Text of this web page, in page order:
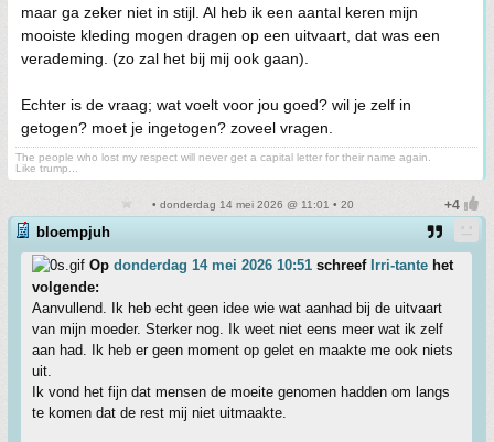
maar ga zeker niet in stijl. Al heb ik een aantal keren mijn
mooiste kleding mogen dragen op een uitvaart, dat was een
verademing. (zo zal het bij mij ook gaan).
Echter is de vraag; wat voelt voor jou goed? wil je zelf in
getogen? moet je ingetogen? zoveel vragen.
The people who lost my respect will never get a capital letter for their name again.
Like trump...
• donderdag 14 mei 2026 @ 11:01 • 20
bloempjuh
Op donderdag 14 mei 2026 10:51 schreef Irri-tante het
volgende:
Aanvullend. Ik heb echt geen idee wie wat aanhad bij de uitvaart
van mijn moeder. Sterker nog. Ik weet niet eens meer wat ik zelf
aan had. Ik heb er geen moment op gelet en maakte me ook niets
uit.
Ik vond het fijn dat mensen de moeite genomen hadden om langs
te komen dat de rest mij niet uitmaakte.